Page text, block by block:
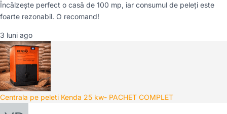
Încălzește perfect o casă de 100 mp, iar consumul de peleți este
foarte rezonabil. O recomand!
3 luni ago
Centrala pe peleti Kenda 25 kw- PACHET COMPLET